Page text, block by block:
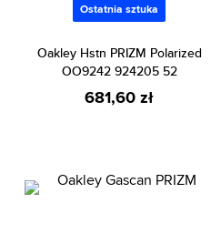
Ostatnia sztuka
Oakley Hstn PRIZM Polarized
OO9242 924205 52
681,60 zł